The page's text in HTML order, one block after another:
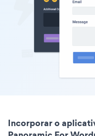
Incorporar o